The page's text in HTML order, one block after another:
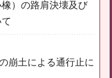
）の路肩決壊及び
崩土による通行止に